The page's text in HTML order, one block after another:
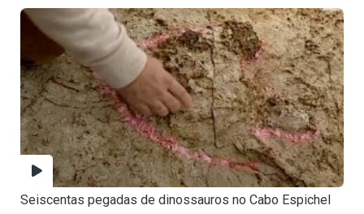
Seiscentas pegadas de dinossauros no Cabo Espichel